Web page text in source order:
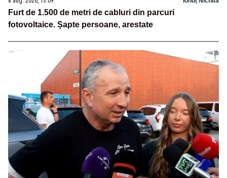
Furt de 1.500 de metri de cabluri din parcuri
fotovoltaice. Șapte persoane, arestate